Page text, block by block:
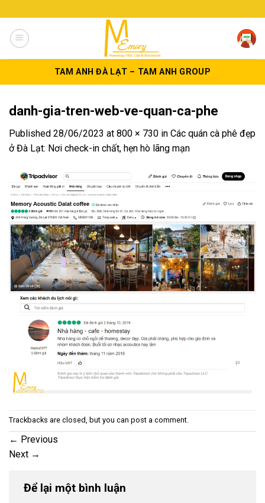
to
content
TAM ANH ĐÀ LẠT – TAM ANH GROUP
danh-gia-tren-web-ve-quan-ca-phe
Published 28/06/2023 at 800 × 730 in Các quán cà phê đẹp
ở Đà Lạt: Nơi check-in chất, hẹn hò lãng mạn
Trackbacks are closed, but you can post a comment.
← Previous
Next →
Để lại một bình luận